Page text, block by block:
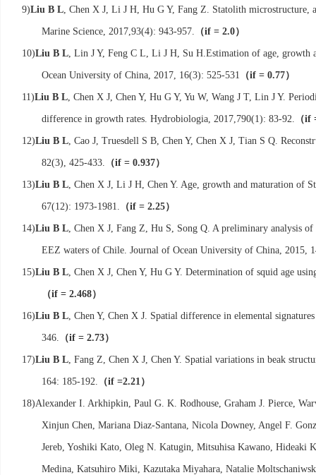
9)Liu B L , Chen X J, Li J H, Hu G Y, Fang Z. Statolith
Marine Science, 2017, 93(4): 943-957. （if = 2.0）
10)Liu B L , Lin J Y, Feng C L, Li J H, Su H. Estimation of age, growth
Ocean University of China, 2017, 16(3): 525-531 （if = 0.77）
11)Liu B L , Chen X J, Chen Y, Hu G Y, Yu W, Wang J T, Lin J Y.
difference in growth rates. Hydrobiologia, 2017, 790(1): 83-92. （if
12)Liu B L , Cao J, Truesdell S B, Chen Y, Chen X J, Tian S Q.
82(3), 425-433. （if = 0.937）
13)Liu B L , Chen X J, Li J H, Chen Y. Age, growth and maturation of
67(12): 1973-1981. （if = 2.25）
14)Liu B L , Chen X J, Fang Z, Hu S, Song Q. A preliminary analysis
EEZ waters of Chile. Journal of Ocean University of China, 2015,
15)Liu B L , Chen X J, Chen Y, Hu G Y. Determination of squid age
（if = 2.468）
16)Liu B L , Chen Y, Chen X J. Spatial difference in elemental
346. （if = 2.73）
17)Liu B L , Fang Z, Chen X J, Chen Y. Spatial variations in beak
164: 185-192. （if =2.21 ）
18)Alexander I. Arkhipkin, Paul G. K. Rodhouse, Graham J. Pierce,
Xinjun Chen, Mariana Diaz-Santana, Nicola Downey, Angel F.
Jereb, Yoshiki Kato, Oleg N. Katugin, Mitsuhisa Kawano,
Medina, Katsuhiro Miki, Kazutaka Miyahara, Natalie